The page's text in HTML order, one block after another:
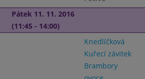
Pátek 11. 11. 2016
(11:45 - 14:00)
Knedlíčková
Kuřecí závitek
Brambory